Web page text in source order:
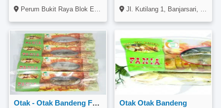
Perum Bukit Raya Blok E 3 No. 1, Batam Kota, Batam Jl. Kutilang 1, Banjarsari, Surakarta
Otak - Otak Bandeng Fania 1 Ekor Otak Otak Bandeng